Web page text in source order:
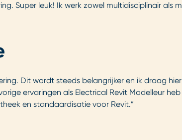
Super leuk! Ik werk zowel multidisciplinair als
Dit wordt steeds belangrijker en ik draag
ervaringen als Electrical Revit Modelleur
en standaardisatie voor Revit.”